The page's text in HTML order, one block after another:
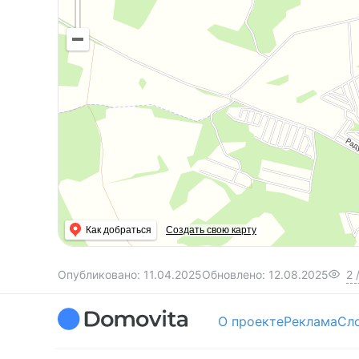
Как добраться Создать свою карту
Опубликовано: 11.04.2025Обновлено: 12.08.2025 2 /
О проектеРеклама